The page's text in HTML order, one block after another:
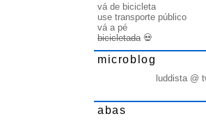
vá de bicicleta
use transporte público
vá a pé
bicicletada💀
microblog
luddista @
abas